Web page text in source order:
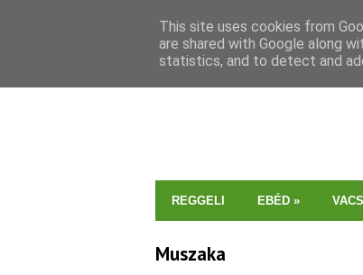
REGGELI EBÉD »
Muszaka
This site uses cookies from
are shared with Google along
statistics, and to detect and